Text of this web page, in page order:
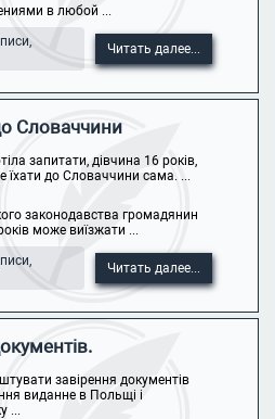
в любой ...
Читать далее...
Словаччини
запитати, дівчина 16 років,
їхати до Словаччини сама. ...
законодавства громадянин
може виїзжати ...
Читать далее...
завірення документів
виданне в Польщі і
...